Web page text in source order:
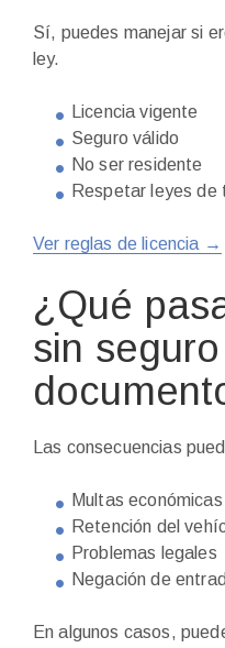
Sí, puedes manejar si
ley.
Licencia vigente
Seguro válido
No ser residente
Respetar leyes de
Ver reglas de licencia →
¿Qué
sin
Las consecuencias
Multas económicas
Retención del
Problemas legales
Negación de
En algunos casos,